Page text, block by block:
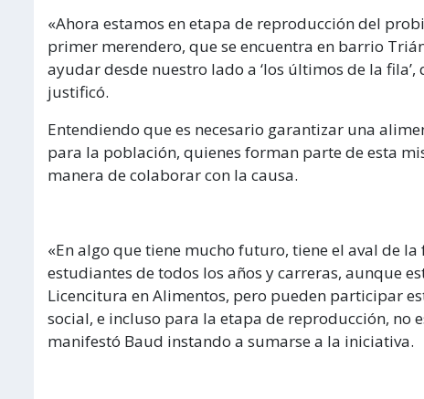
«Ahora estamos en etapa de reproducción del
primer merendero, que se encuentra en barrio
ayudar desde nuestro lado a ‘los últimos de la
justificó.
Entendiendo que es necesario garantizar una
para la población, quienes forman parte de esta
manera de colaborar con la causa.
«En algo que tiene mucho futuro, tiene el aval de
estudiantes de todos los años y carreras, aunque
Licencitura en Alimentos, pero pueden participar
social, e incluso para la etapa de reproducción, no
manifestó Baud instando a sumarse a la iniciativa.